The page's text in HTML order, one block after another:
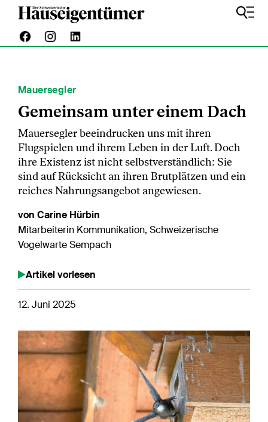
Mauersegler
Gemeinsam unter einem Dach
Mauersegler beeindrucken uns mit ihren
Flugspielen und ihrem Leben in der Luft. Doch
ihre Existenz ist nicht selbstverständlich: Sie
sind auf Rücksicht an ihren Brutplätzen und ein
reiches Nahrungsangebot angewiesen.
von Carine Hürbin
Mitarbeiterin Kommunikation, Schweizerische
Vogelwarte Sempach
Artikel vorlesen
12. Juni 2025